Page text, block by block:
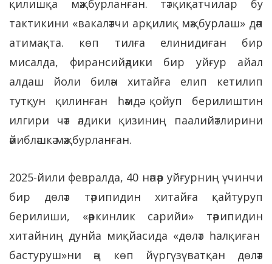
қилишқа мәҗбурланған. тәтқиқатчилар бу
тактикини «вакаләтчи арқилиқ мәҗбурлаш» дәп
атимақта. көп тилға елинидиған бир
мисалда, фирансийәдики бир уйғур айал
алдаш йоли билән хитайға елип кетилип
тутқун қилинған һәмдә қойуп берилиштин
илгири чәт әлдики қизиниң паалийәтлирини
әйибләшкә мәҗбурланған.
2025-йили февралда, 40 нәпәр уйғурниң үчинчи
бир дөләт тәрипидин хитайға қайтуруп
берилиши, «әркинлик сарийи» тәрипидин
хитайниң дунйа миқйасида «дөләт һалқиған
бастуруш»ни әң көп йүргүзүватқан дөләт